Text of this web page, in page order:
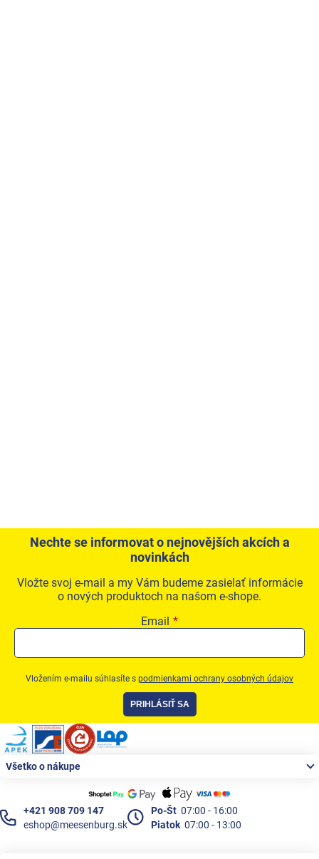
Nechte se informovat o nejnovějších akcích a
novinkách
Vložte svoj e-mail a my Vám budeme zasielať informácie
o nových produktoch na našom e-shope.
Email
Vložením e-mailu súhlasíte s podmienkami ochrany osobných údajov
PRIHLÁSIŤ SA
Zápätie
Všetko o nákupe
+421 908 709 147
eshop@meesenburg.sk
Po-Št 07:00 - 16:00
Piatok 07:00 - 13:00